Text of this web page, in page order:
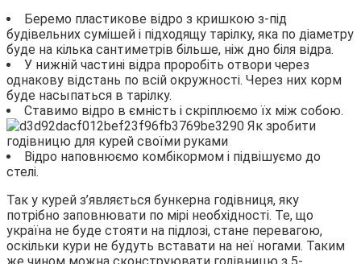
Беремо пластикове відро з кришкою з-під
будівельних сумішей і підходящу тарілку, яка по діаметру
буде на кілька сантиметрів більше, ніж дно біля відра.
У нижній частині відра проробіть отвори через
однакову відстань по всій окружності. Через них корм
буде насыпаться в тарілку.
Ставимо відро в ємність і скріплюємо їх між собою.
Відро наповнюємо комбікормом і підвішуємо до
стелі.
Так у курей з’являється бункерна годівниця, яку
потрібно заповнювати по мірі необхідності. Те, що
україна не буде стояти на підлозі, стане перевагою,
оскільки кури не будуть вставати на неї ногами. Таким